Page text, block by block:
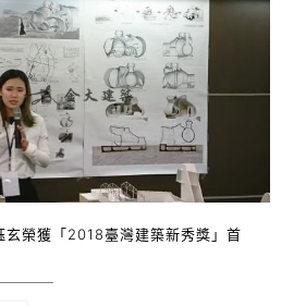
玄榮獲「2018臺灣建築新秀獎」首